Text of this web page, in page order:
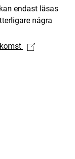
endast läsas
några